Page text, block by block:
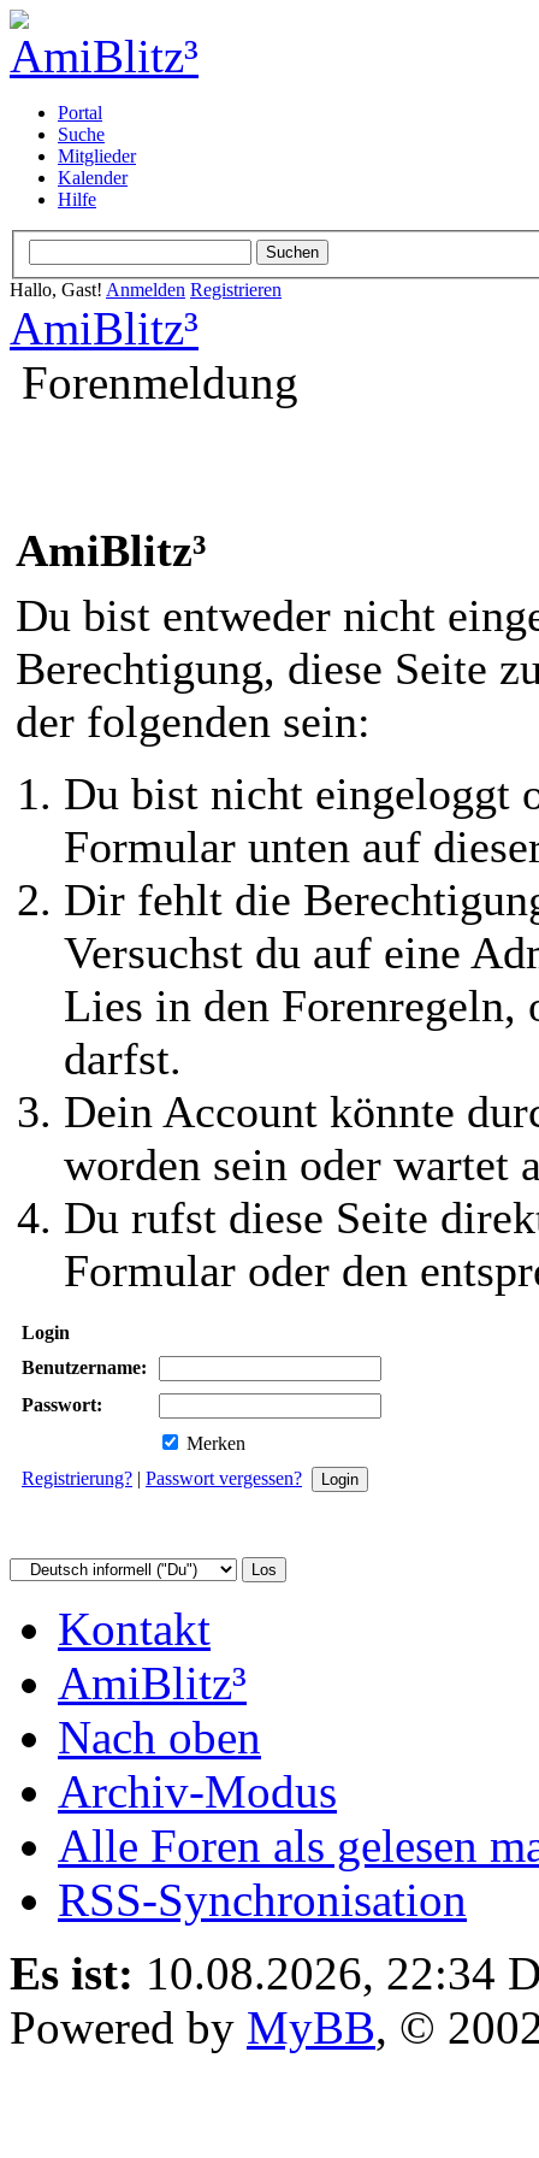
Portal
Suche
Mitglieder
Kalender
Hilfe
Hallo, Gast! Anmelden Registrieren
AmiBlitz³
Forenmeldung
AmiBlitz³
Du bist entweder nicht
Berechtigung, diese Seite
der folgenden sein:
Du bist nicht eingeloggt
Formular unten auf
Dir fehlt die
Versuchst du auf eine
Lies in den Forenregeln,
darfst.
Dein Account könnte
worden sein oder wartet
Du rufst diese Seite
Formular oder den
Login
Benutzername:
Passwort:
Merken
Registrierung? | Passwort vergessen?
Kontakt
AmiBlitz³
Nach oben
Archiv-Modus
Alle Foren als gelesen
RSS-Synchronisation
Es ist: 10.08.2026, 22:34
Powered by MyBB, ©